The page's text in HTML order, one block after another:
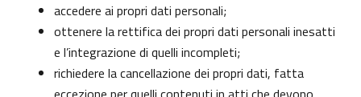
accedere ai propri dati personali;
ottenere la rettifica dei propri dati personali inesatti
e l’integrazione di quelli incompleti;
richiedere la cancellazione dei propri dati, fatta